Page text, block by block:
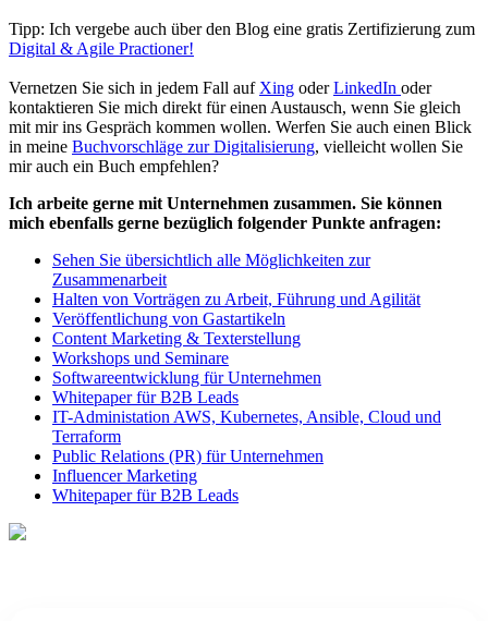
Tipp: Ich vergebe auch über den Blog eine gratis Zertifizierung zum
Digital & Agile Practioner!
Vernetzen Sie sich in jedem Fall auf Xing oderLinkedIn oder
kontaktieren Sie mich direkt für einen Austausch, wenn Sie gleich
mit mir ins Gespräch kommen wollen. Werfen Sie auch einen Blick
in meine Buchvorschläge zur Digitalisierung, vielleicht wollen Sie
mir auch ein Buch empfehlen?
Ich arbeite gerne mit Unternehmen zusammen. Sie können
mich ebenfalls gerne bezüglich folgender Punkte anfragen:
Sehen Sie übersichtlich alle Möglichkeiten zur
Zusammenarbeit
Halten von Vorträgen zu Arbeit, Führung und Agilität
Veröffentlichung von Gastartikeln
Content Marketing & Texterstellung
Workshops und Seminare
Softwareentwicklung für Unternehmen
Whitepaper für B2B Leads
IT-Administation AWS, Kubernetes, Ansible, Cloud und
Terraform
Public Relations (PR) für Unternehmen
Influencer Marketing
Whitepaper für B2B Leads